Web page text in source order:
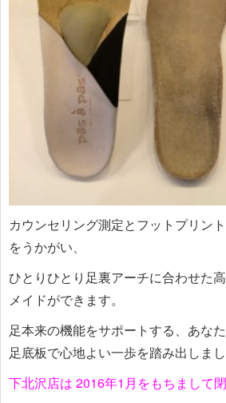
カウンセリング測定とフットプリン
をうかがい、
ひとりひとり足裏アーチに合わせた
メイドができます。
足本来の機能をサポートする、あな
足底板で心地よい一歩を踏み出しま
下北沢店は 2016年1月をもちまして